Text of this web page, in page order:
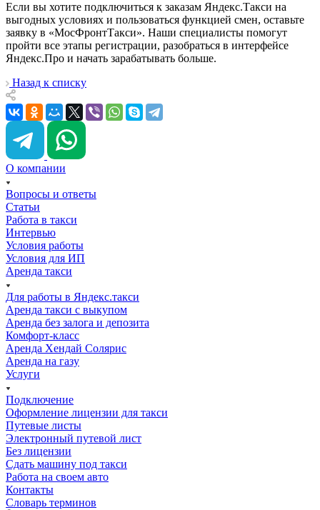
Если вы хотите подключиться к заказам Яндекс.Такси на
выгодных условиях и пользоваться функцией смен, оставьте
заявку в «МосФронтТакси». Наши специалисты помогут
пройти все этапы регистрации, разобраться в интерфейсе
Яндекс.Про и начать зарабатывать больше.
Назад к списку
О компании
Вопросы и ответы
Статьи
Работа в такси
Интервью
Условия работы
Условия для ИП
Аренда такси
Для работы в Яндекс.такси
Аренда такси с выкупом
Аренда без залога и депозита
Комфорт-класс
Аренда Хендай Солярис
Аренда на газу
Услуги
Подключение
Оформление лицензии для такси
Путевые листы
Электронный путевой лист
Без лицензии
Сдать машину под такси
Работа на своем авто
Контакты
Словарь терминов